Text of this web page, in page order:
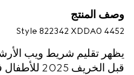
وصف المنتج
Style ‎822342 XDDA0 4452
يظهر تقليم شريط ويب
قبل الخريف